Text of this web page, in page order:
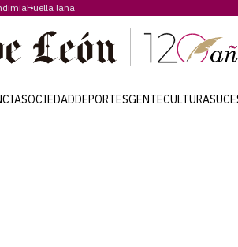
Huella lana
SOCIEDADDEPORTESGENTECULTURA